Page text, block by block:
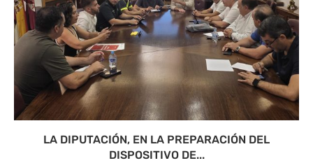
LA DIPUTACIÓN, EN LA PREPARACIÓN DEL
DISPOSITIVO DE...